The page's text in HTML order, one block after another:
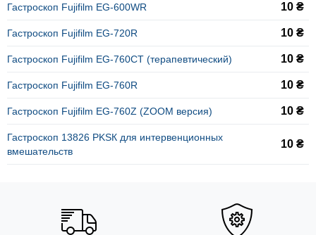
Гастроскоп Fujifilm EG-600WR 10 ₴
Гастроскоп Fujifilm EG-720R 10 ₴
Гастроскоп Fujifilm EG-760CT (терапевтический) 10 ₴
Гастроскоп Fujifilm EG-760R 10 ₴
Гастроскоп Fujifilm EG-760Z (ZOOM версия) 10 ₴
Гастроскоп 13826 PKSК для интервенционных
вмешательств
10 ₴